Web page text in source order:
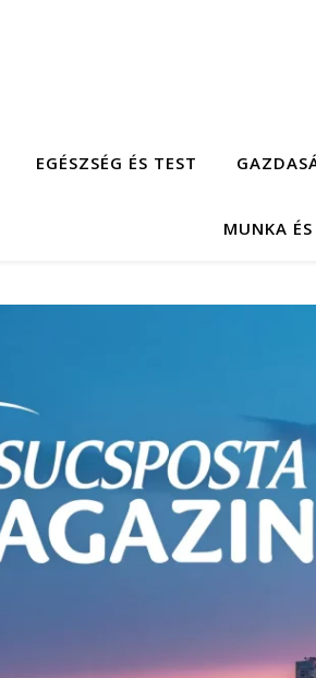
EGÉSZSÉG ÉS TEST
MUNKA ÉS